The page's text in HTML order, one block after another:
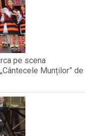
pe scena
Munților” de